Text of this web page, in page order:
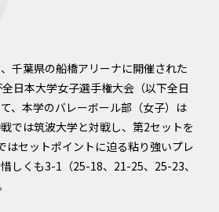
千葉県の船橋アリーナに開催された
全日本大学女子選手権大会（以下全日
、本学のバレーボール部（女子）は
では筑波大学と対戦し、第2セットを
はセットポイントに迫る粘り強いプレ
しくも3-1（25-18、21-25、25-23、